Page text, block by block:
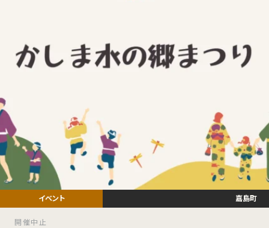
嘉島町
開催中止